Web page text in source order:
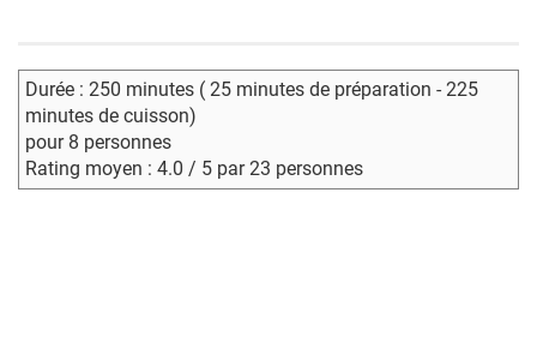
Durée : 250 minutes ( 25 minutes de préparation - 225
minutes de cuisson)
pour 8 personnes
Rating moyen : 4.0 / 5 par 23 personnes